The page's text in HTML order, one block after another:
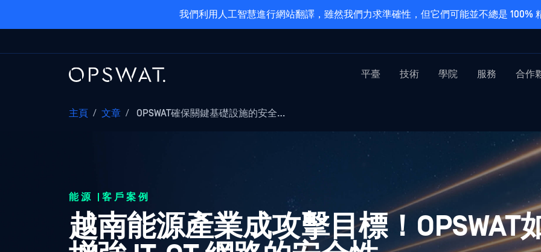
我們利用人工智慧進行網站翻譯，雖然我們力求準確性，但它們可能並不總是 100%
平臺 技術 學院 服務 合作
主頁 / 文章 / OPSWAT確保關鍵基礎設施的安全…
能源 |客戶案例
越南能源產業成攻擊目標！OPSWAT